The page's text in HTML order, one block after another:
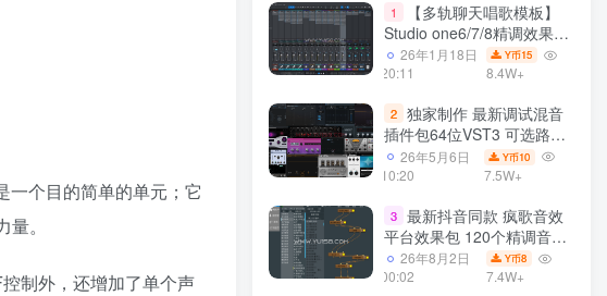
一个目的简单的单元；它
。
制外，还增加了单个声
1
【多轨聊天唱歌模板】
Studio one6/7/8精调效果包
多种效果模式 声卡调试好直
播预设模板
26年1月18日
20:11
Y币15
8.4W+
2 独家制作 最新调试混音
插件包64位VST3 可选路径
一键安装550个效果器合集
v3.0 WiN 支持定制
26年5月6日
10:20
Y币10
7.5W+
3 最新抖音同款 疯歌音效
平台效果包 120个精调音效
包+软件自带170个音效
+600个插件 带安装教程全
26年8月2日
00:02
Y币8
7.4W+